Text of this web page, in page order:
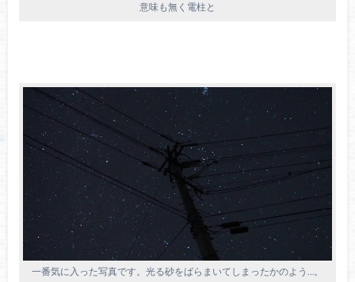
意味も無く電柱と
一番気に入った写真です。光る砂をばらまいてしまったかのよう…。